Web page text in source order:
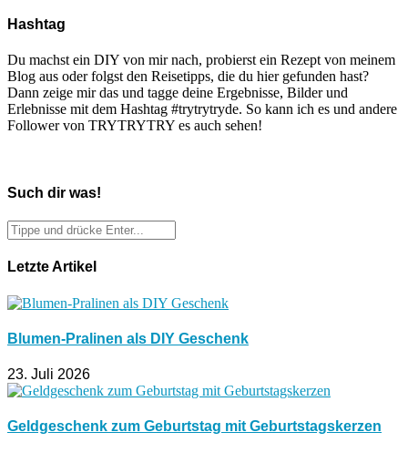
Hashtag
Du machst ein DIY von mir nach, probierst ein Rezept von meinem
Blog aus oder folgst den Reisetipps, die du hier gefunden hast?
Dann zeige mir das und tagge deine Ergebnisse, Bilder und
Erlebnisse mit dem Hashtag #trytrytryde. So kann ich es und andere
Follower von TRYTRYTRY es auch sehen!
Such dir was!
Letzte Artikel
Blumen-Pralinen als DIY Geschenk
23. Juli 2026
Geldgeschenk zum Geburtstag mit Geburtstagskerzen